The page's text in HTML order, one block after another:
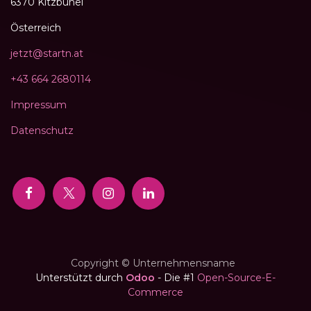
Österreich
jetzt@startn.at
+43 664 2680114
Impressum
Datenschutz
Copyright © Unternehmensname
Unterstützt durch Odoo - Die #1 Open-Source-E-
Commerce